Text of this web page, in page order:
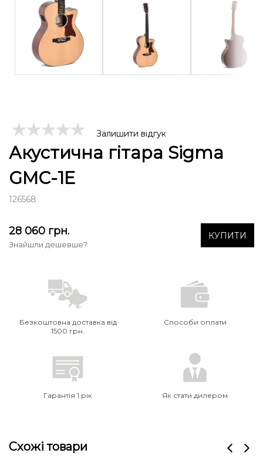
Залишити відгук
Акустична гітара Sigma
GMC-1E
126568
28 060 грн.
Знайшли дешевше?
КУПИТИ
Безкоштовна доставка від
1500 грн.
Способи оплати
Гарантія 1 рік Як стати дилером
Схожі товари